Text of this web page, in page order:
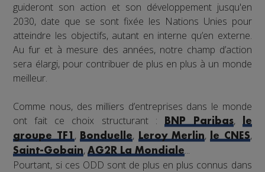
guideront son action et son développement jusqu'en
2030, date que se sont fixée les Nations Unies pour
atteindre les objectifs, autant en interne qu’en externe.
Au fur et à mesure des années, notre champ d’action
sera élargi, pour contribuer de plus en plus à un monde
meilleur.
Comme nous, des milliers d’entreprises dans le monde
ont fait ce choix structurant :
BNP Paribas,
le
groupe TF1,Bonduelle, Leroy Merlin,le CNES,
Saint-Gobain,AG2R La Mondiale...
Pourtant, si ces ODD sont de plus en plus connus dans